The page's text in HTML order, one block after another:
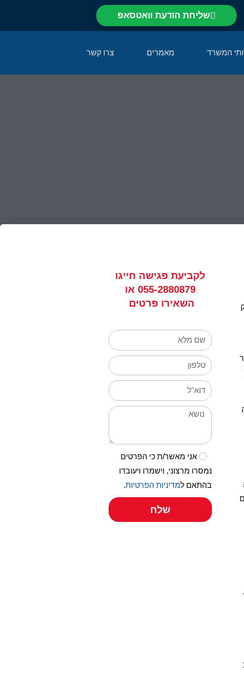
שליחת הודעת וואטסאפ⁩
המשרד מאמרים צרו קשר
לקביעת פגישה חייגו
055-2880879 או
השאירו פרטים
אני מאשר/ת כי הפרטים
נמסרו מרצוני, וישמרו ויעובדו
בהתאם למדיניות הפרטיות.
שלח